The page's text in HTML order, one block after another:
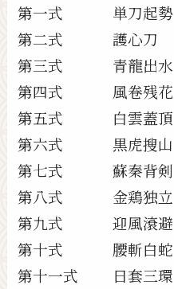
第一式 単刀起勢
第二式 護心刀
第三式 青龍出水
第四式 風卷残花
第五式 白雲蓋頂
第六式 黒虎搜山
第七式 蘇秦背剣
第八式 金鶏独立
第九式 迎風滾避
第十式 腰斬白蛇
第十一式 日套三環